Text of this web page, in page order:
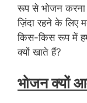
रूप से भोजन करना
ज़िंदा रहने के लिए
किस-किस रूप में
क्यों खाते हैं?
भोजन क्यों